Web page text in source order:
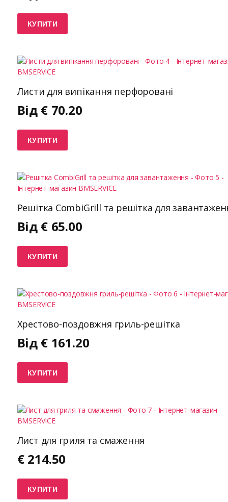
КУПИТИ
Листи для випікання перфоровані
Від € 70.20
КУПИТИ
Решітка CombiGrill та решітка для
Від € 65.00
КУПИТИ
Хрестово-поздовжня гриль-решітка
Від € 161.20
КУПИТИ
Лист для гриля та смаження
€ 214.50
КУПИТИ